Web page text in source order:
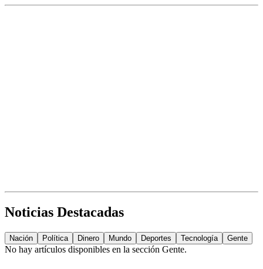
Noticias Destacadas
Nación Política Dinero Mundo Deportes Tecnología Gente
No hay artículos disponibles en la sección Gente.